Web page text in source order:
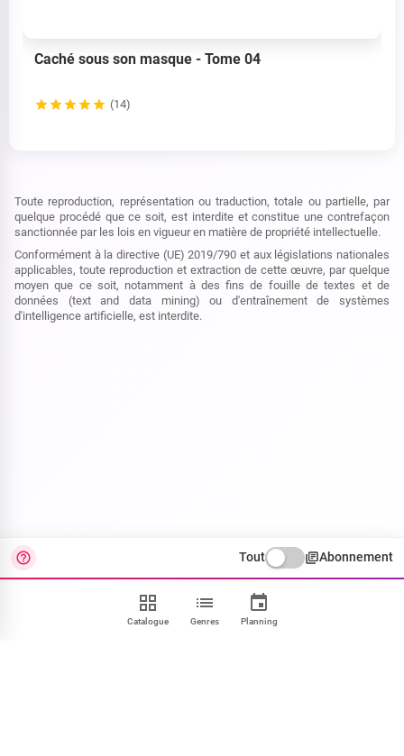
Caché sous son masque - Tome 04
(14)
Toute reproduction, représentation ou traduction, totale ou partielle, par
quelque procédé que ce soit, est interdite et constitue une contrefaçon
sanctionnée par les lois en vigueur en matière de propriété intellectuelle.
Conformément à la directive (UE) 2019/790 et aux législations nationales
applicables, toute reproduction et extraction de cette œuvre, par quelque
moyen que ce soit, notamment à des fins de fouille de textes et de
données (text and data mining) ou d'entraînement de systèmes
d'intelligence artificielle, est interdite.
Catalogue Genres Planning
Tout Abonnement